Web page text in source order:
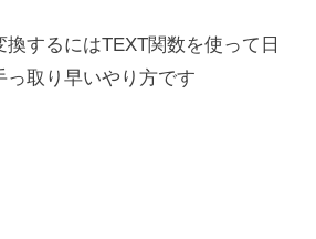
するにはTEXT関数を使って日
取り早いやり方です